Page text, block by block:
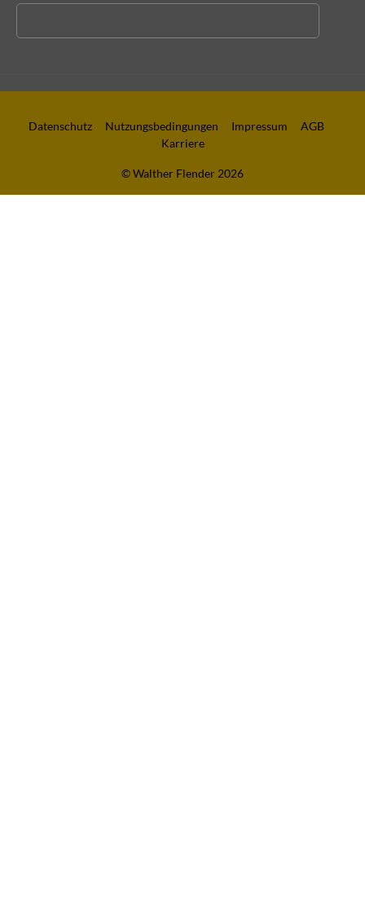
© Walther Flender 2026
Datenschutz Nutzungsbedingungen Impressum
AGB
Karriere